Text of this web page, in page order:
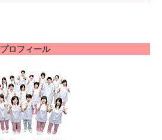
プロフィール